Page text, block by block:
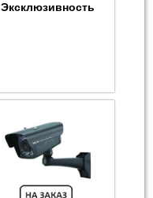
Эксклюзивность